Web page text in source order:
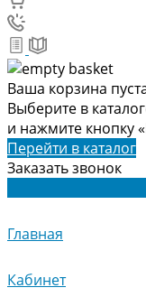
Ваша корзина
Выберите в
и нажмите кнопку
Перейти в каталог
Заказать звонок
Главная
Кабинет